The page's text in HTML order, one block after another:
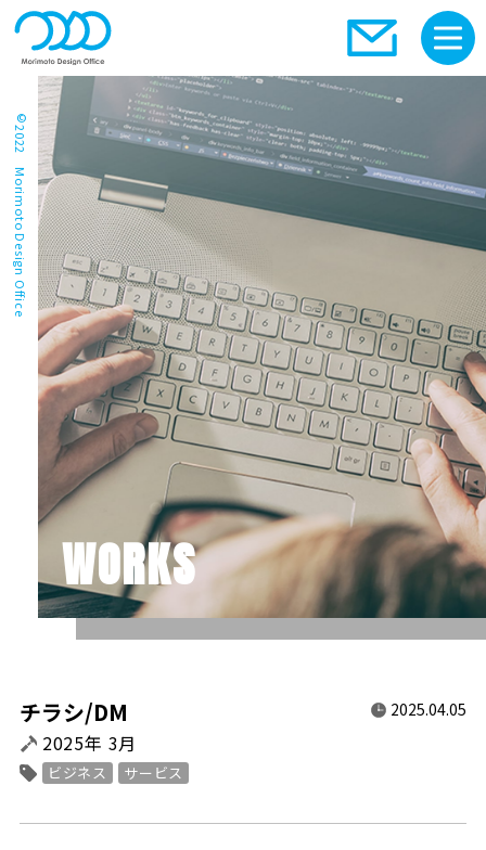
WORKS
©2022 Morimoto Design Office
チラシ/DM 2025.04.05
2025年 3月
ビジネス サービス